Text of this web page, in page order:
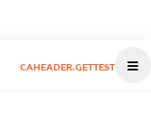
CAHEADER.GETTEST